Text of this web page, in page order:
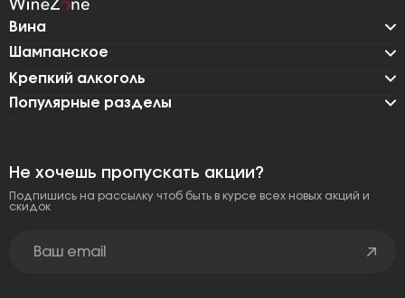
Вина
Шампанское
Крепкий алкоголь
Популярные разделы
Не хочешь пропускать акции?
Подпишись на рассылку чтоб быть в курсе всех новых акций и
скидок